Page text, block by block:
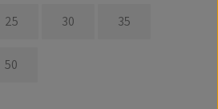
25 30 35
50